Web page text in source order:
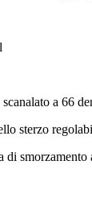
a 66
sterzo
di smorzamento